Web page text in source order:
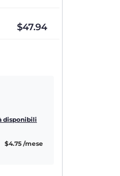
$47.94
disponibili
$4.75 /mese